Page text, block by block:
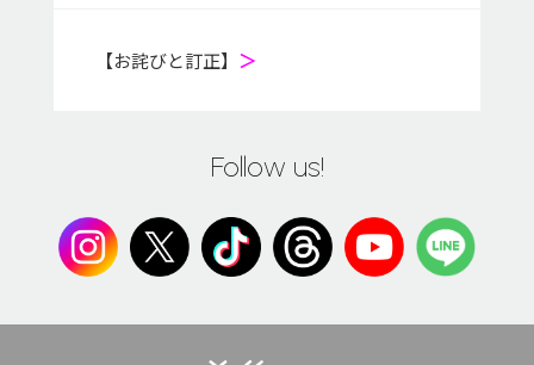
【お詫びと訂正】 ＞
Follow us!